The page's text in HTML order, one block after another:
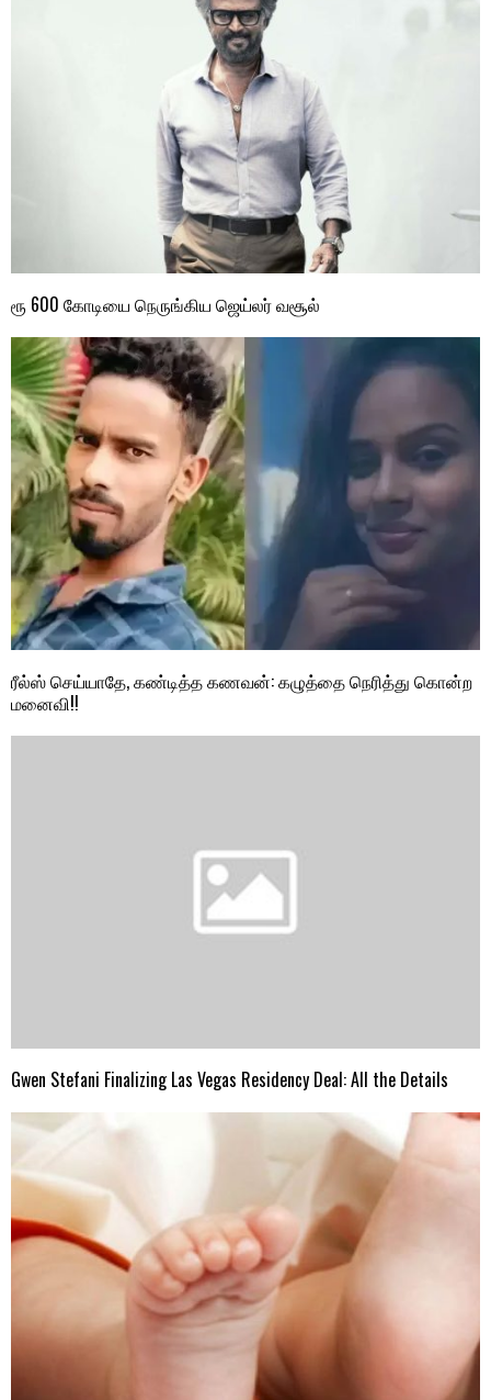
ரூ 600 கோடியை நெருங்கிய ஜெய்லர் வசூல்
ரீல்ஸ் செய்யாதே, கண்டித்த கணவன்: கழுத்தை நெரித்து கொன்ற
மனைவி!!
Gwen Stefani Finalizing Las Vegas Residency Deal: All the Details